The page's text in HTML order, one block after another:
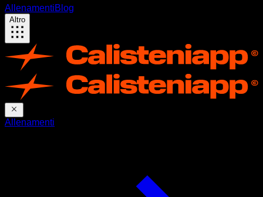
AllenamentiBlog
Altro
Allenamenti